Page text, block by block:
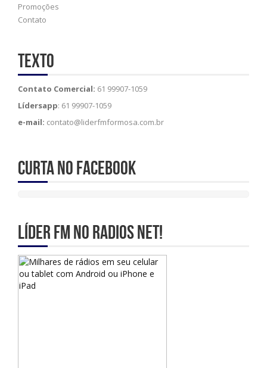
Promoções
Contato
Texto
Contato Comercial: 61 99907-1059
Lídersapp: 61 99907-1059
e-mail: contato@liderfmformosa.com.br
Curta no Facebook
Líder Fm no Radios Net!